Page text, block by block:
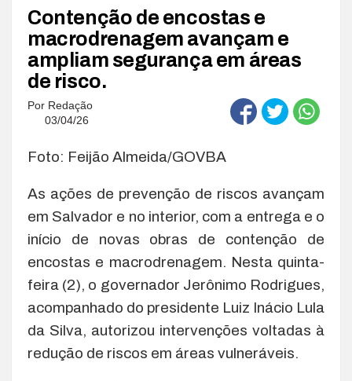
Contenção de encostas e
macrodrenagem avançam e
ampliam segurança em áreas
de risco.
Por Redação
03/04/26
Foto: Feijão Almeida/GOVBA
As ações de prevenção de riscos avançam
em Salvador e no interior, com a entrega e o
início de novas obras de contenção de
encostas e macrodrenagem. Nesta quinta-
feira (2), o governador Jerônimo Rodrigues,
acompanhado do presidente Luiz Inácio Lula
da Silva, autorizou intervenções voltadas à
redução de riscos em áreas vulneráveis.